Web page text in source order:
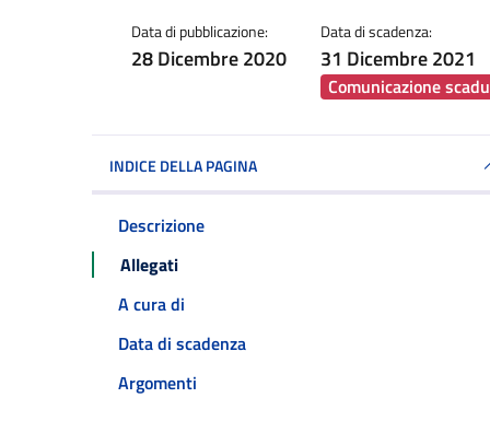
Data di pubblicazione:
28 Dicembre 2020
Data di scadenza:
31 Dicembre 2021
Comunicazione
INDICE DELLA PAGINA
Descrizione
Allegati
A cura di
Data di scadenza
Argomenti